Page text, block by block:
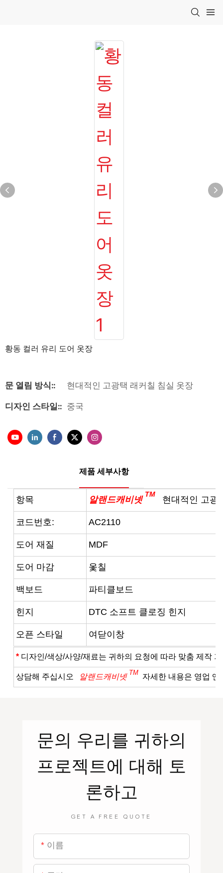
황동 컬러 유리 도어 옷장
문 열림 방식::
현대적인 고광택 래커칠 침실 옷장
디자인 스타일:: 중국
제품 세부사항
항목 알랜드캐비넷
TM
현대적인 고광
코드번호: AC2110
도어 재질 MDF
도어 마감 옻칠
백보드 파티클보드
힌지 DTC 소프트 클로징 힌지
오픈 스타일 여닫이창
* 디자인/색상/사양/재료는 귀하의 요청에 따라 맞춤 제작
상담해 주십시오 알랜드캐비넷
TM
자세한 내용은 영업 엔
문의 우리를 귀하의
프로젝트에 대해 토
론하고
GET A FREE QUOTE
이름